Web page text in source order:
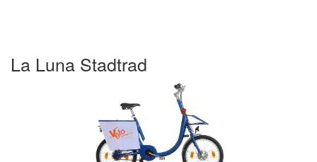
La Luna Stadtrad